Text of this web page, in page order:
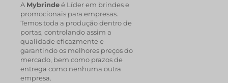
A Mybrindeé Líder em brindes e
promocionais para empresas.
Temos toda a produção dentro de
portas, controlando assim a
qualidade eficazmente e
garantindo os melhores preços do
mercado, bem como prazos de
entrega como nenhuma outra
empresa.